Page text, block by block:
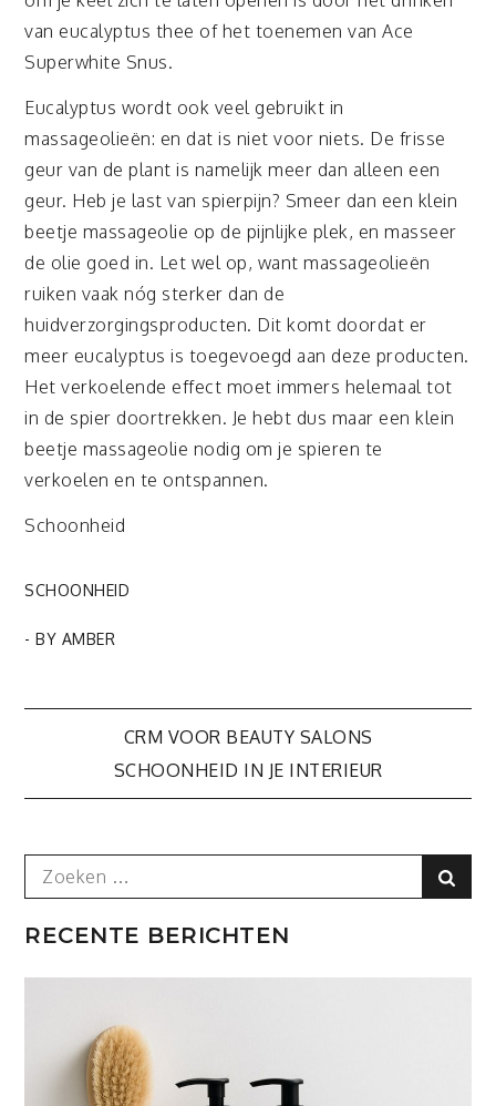
van eucalyptus thee of het toenemen van Ace
Superwhite Snus.
Eucalyptus wordt ook veel gebruikt in
massageolieën: en dat is niet voor niets. De frisse
geur van de plant is namelijk meer dan alleen een
geur. Heb je last van spierpijn? Smeer dan een klein
beetje massageolie op de pijnlijke plek, en masseer
de olie goed in. Let wel op, want massageolieën
ruiken vaak nóg sterker dan de
huidverzorgingsproducten. Dit komt doordat er
meer eucalyptus is toegevoegd aan deze producten.
Het verkoelende effect moet immers helemaal tot
in de spier doortrekken. Je hebt dus maar een klein
beetje massageolie nodig om je spieren te
verkoelen en te ontspannen.
Schoonheid
SCHOONHEID
- BY AMBER
Bericht
navigatie
CRM VOOR BEAUTY SALONS
SCHOONHEID IN JE INTERIEUR
Search
for:
RECENTE BERICHTEN